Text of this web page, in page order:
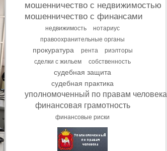
мошенничество с недвижимостью
мошенничество с финансами
недвижимость
нотариус
правоохранительные органы
прокуратура рента
риэлторы
сделки с жильем
собственность
судебная защита
судебная практика
уполномоченный по правам человека
финансовая грамотность
финансовые риски